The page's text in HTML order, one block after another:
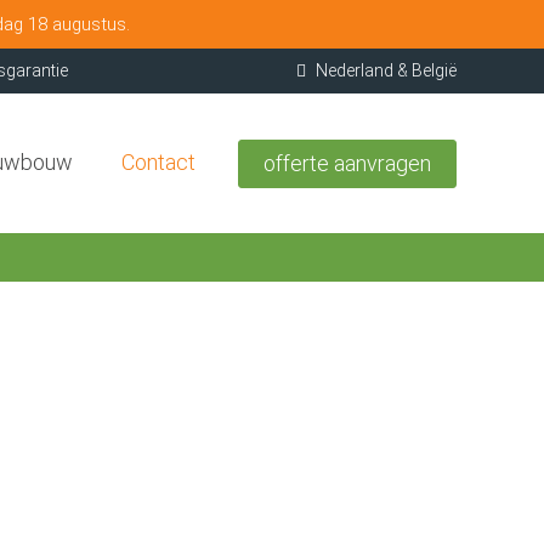
18 augustus.
Nederland & België
Contact offerte aanvragen